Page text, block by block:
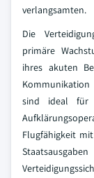
verlangsamten.
Die
primäre
ihres akuten
Kommunikation
sind ideal für
Flugfähigkeit